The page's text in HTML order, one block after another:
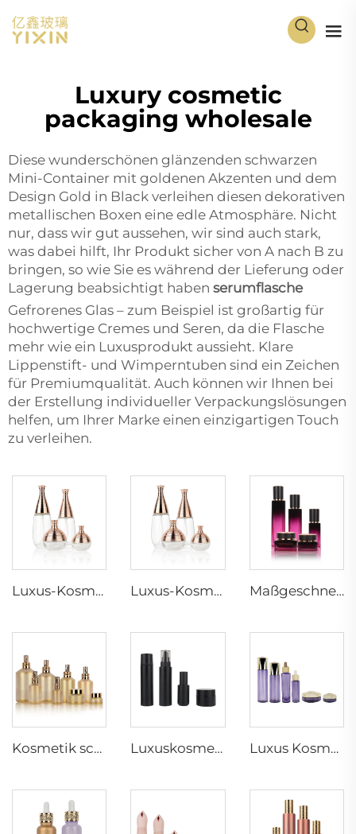
Luxury cosmetic
packaging wholesale
Diese wunderschönen glänzenden schwarzen
Mini-Container mit goldenen Akzenten und dem
Design Gold in Black verleihen diesen dekorativen
metallischen Boxen eine edle Atmosphäre. Nicht
nur, dass wir gut aussehen, wir sind auch stark,
was dabei hilft, Ihr Produkt sicher von A nach B zu
bringen, so wie Sie es während der Lieferung oder
Lagerung beabsichtigt haben serumflasche
Gefrorenes Glas – zum Beispiel ist großartig für
hochwertige Cremes und Seren, da die Flasche
mehr wie ein Luxusprodukt aussieht. Klare
Lippenstift- und Wimperntuben sind ein Zeichen
für Premiumqualität. Auch können wir Ihnen bei
der Erstellung individueller Verpackungslösungen
helfen, um Ihrer Marke einen einzigartigen Touch
zu verleihen.
Luxus-Kosmetikverpackung 100ml 50ml Glasdosen 30g Cremedose 35ml Kapazität Lotionspumpenflaschensatz Maßanfertigung Heißstempeln Luxus-Kosmetikverpackung 100ml 50ml Glasdosen 30g Cremedose 35ml Kapazität Lotionspumpenflaschensatz Maßanfertigung Heißstempeln Maßgeschneidert 40ml 100ml 120ml 30g 50g Luxus-Kosmetik-Verpackungsset Hautpflege quadratische Glascreme-Flasche und -Dose
Kosmetik schräggeschulterte Glasverpackungssätze 15 30 60 125 200ml Gold Toner Lotion Pumpe Hautpflegeflaschensatz Luxuskosmetikverpackungssatz 50g 40ml 100ml 120ml matt schwarz runde Glasflaschen für Kosmetik mit Pumpe und Cremeflaschen Luxus Kosmetikverpackung Hautpflege Glas Cremekännchen Behälter Tropfenflasche Lotion Pumpe Flaschen